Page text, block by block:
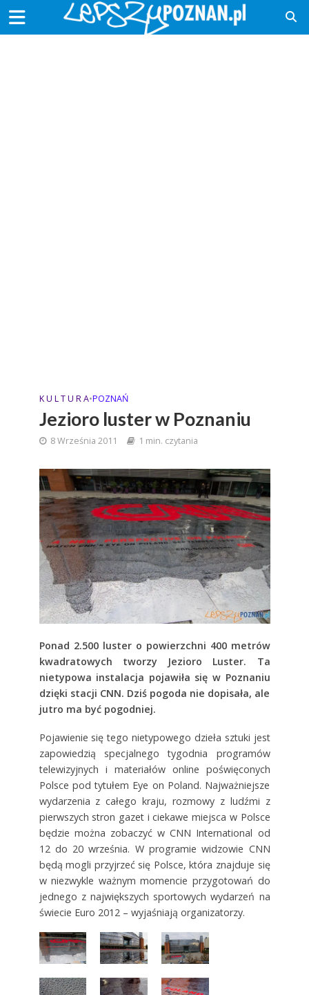
K U L T U R A•POZNAŃ
Jezioro luster w Poznaniu
8 Września 2011 1 min. czytania
Ponad 2.500 luster o powierzchni 400 metrów
kwadratowych tworzy Jezioro Luster. Ta
nietypowa instalacja pojawiła się w Poznaniu
dzięki stacji CNN. Dziś pogoda nie dopisała, ale
jutro ma być pogodniej.
Pojawienie się tego nietypowego dzieła sztuki jest
zapowiedzią specjalnego tygodnia programów
telewizyjnych i materiałów online poświęconych
Polsce pod tytułem Eye on Poland. Najważniejsze
wydarzenia z całego kraju, rozmowy z ludźmi z
pierwszych stron gazet i ciekawe miejsca w Polsce
będzie można zobaczyć w CNN International od
12 do 20 września. W programie widzowie CNN
będą mogli przyjrzeć się Polsce, która znajduje się
w niezwykle ważnym momencie przygotowań do
jednego z największych sportowych wydarzeń na
świecie Euro 2012 – wyjaśniają organizatorzy.